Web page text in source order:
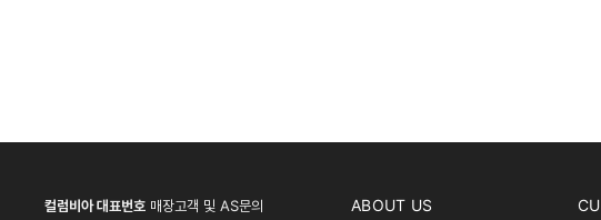
컬럼비아 대표번호 매장고객 및 AS문의 ABOUT US